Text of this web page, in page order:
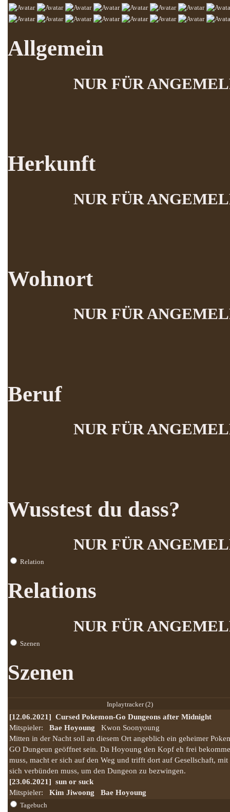
Allgemein
NUR FÜR
Herkunft
NUR FÜR
Wohnort
NUR FÜR
Beruf
NUR FÜR
Wusstest du dass?
NUR FÜR
Relation
Relations
NUR FÜR
Szenen
Szenen
Inplaytracker (2)
[12.06.2021] Cursed Pokemon-Go Dungeons after Midnight
Mitspieler: Bae Hoyoung
Kwon Soonyoung
Mitten in der Nacht soll an diesem Ort angeblich ein geheimer
GO Dungeun geöffnet sein. Da Hoyoung den Kopf eh frei
muss, macht er sich auf den Weg und trifft dort auf Gesellschaft, mit
sich verbünden muss, um den Dungeon zu bezwingen.
[23.06.2021] sun or suck
Mitspieler: Kim Jiwoong Bae Hoyoung
Tagebuch